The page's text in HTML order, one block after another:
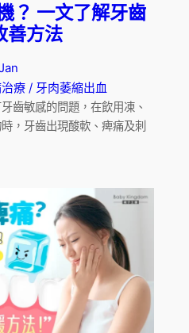
？ 一文了解牙齒
善方法
療 / 牙肉萎縮出血
齒敏感的問題，在飲用凍、
，牙齒出現酸軟、痺痛及刺